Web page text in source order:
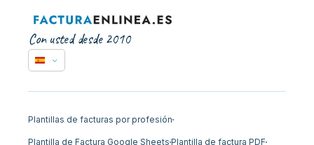
Con usted desde 2010
Plantillas de facturas por profesión
Plantilla de Factura Google SheetsPlantilla de factura PDF